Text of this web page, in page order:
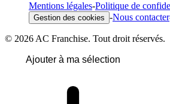
Mentions légales-Politique de
Gestion des cookies -Nous contacter
© 2026 AC Franchise. Tout droit réservés.
Ajouter à ma sélection